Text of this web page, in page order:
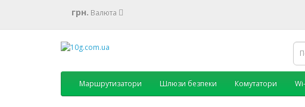
грн. Валюта
Маршрутизатори Шлюзи безпеки Комутатори